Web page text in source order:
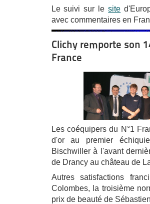
Le suivi sur lesite
avec commentaires en
Clichy remporte son
France
Les coéquipers du N°1
d'or au premier
Bischwiller à l'avant
de Drancy au château de
Autres satisfactions
Colombes, la troisième
prix de beauté de